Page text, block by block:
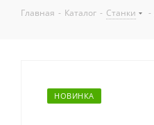
Главная - Каталог - Станки -
НОВИНКА